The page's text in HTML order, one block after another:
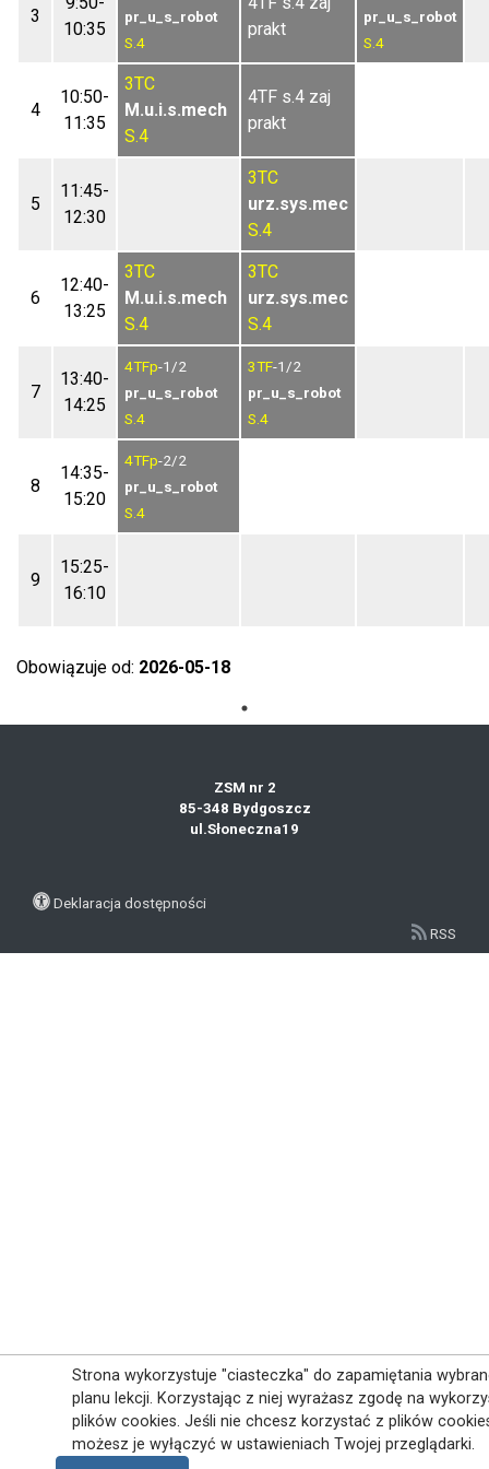
3
10:35
pr_u_s_robot
S.4
prakt
pr_u_s_robot
S.4
4
10:50-
11:35
3TC
M.u.i.s.mech
S.4
4TF s.4 zaj
prakt
5
11:45-
12:30
3TC
urz.sys.mec
S.4
6
12:40-
13:25
3TC
M.u.i.s.mech
S.4
3TC
urz.sys.mec
S.4
7
13:40-
14:25
4TFp-1/2
pr_u_s_robot
S.4
3TF-1/2
pr_u_s_robot
S.4
8
14:35-
15:20
4TFp-2/2
pr_u_s_robot
S.4
9
15:25-
16:10
Obowiązuje od: 2026-05-18
Strona wykorzystuje "ciasteczka" do zapamiętania
planu lekcji. Korzystając z niej wyrażasz zgodę na
plików cookies. Jeśli nie chcesz korzystać z plików
możesz je wyłączyć w ustawieniach Twojej przeglądarki.
ZSM nr 2
85-348 Bydgoszcz
ul.Słoneczna19
Deklaracja dostępności
RSS